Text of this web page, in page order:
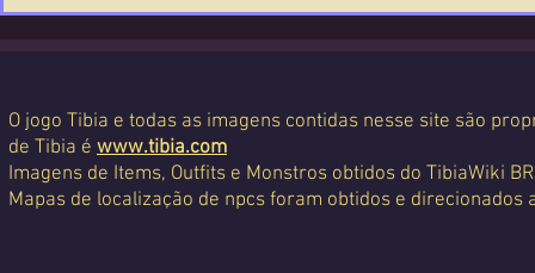
O jogo Tibia e todas as imagens contidas nesse site são
de Tibia é www.tibia.com
Imagens de Items, Outfits e Monstros obtidos do TibiaWiki
Mapas de localização de npcs foram obtidos e direcionados